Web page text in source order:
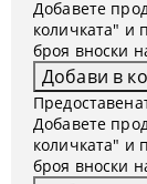
Добавете
количката" и
броя вноски
Добавете
количката" и
броя вноски